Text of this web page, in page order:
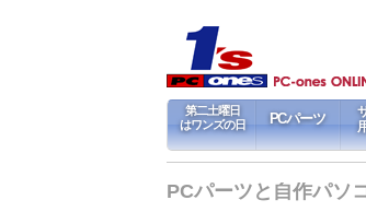
第二土曜日
はワンズの日
PCパーツ
PCパーツと自作パソ